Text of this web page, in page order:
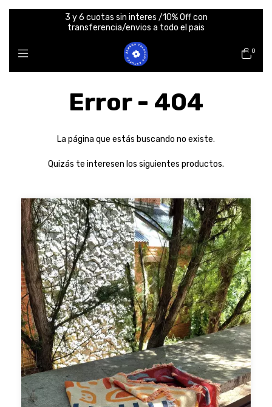
3 y 6 cuotas sin interes /10% Off con
transferencia/envios a todo el pais
0
Error - 404
La página que estás buscando no existe.
Quizás te interesen los siguientes productos.